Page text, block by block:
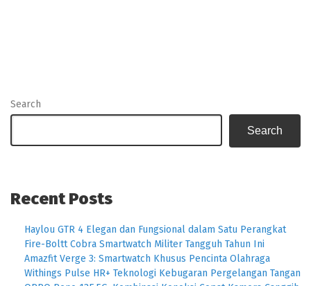
Search
Search
Recent Posts
Haylou GTR 4 Elegan dan Fungsional dalam Satu Perangkat
Fire-Boltt Cobra Smartwatch Militer Tangguh Tahun Ini
Amazfit Verge 3: Smartwatch Khusus Pencinta Olahraga
Withings Pulse HR+ Teknologi Kebugaran Pergelangan Tangan